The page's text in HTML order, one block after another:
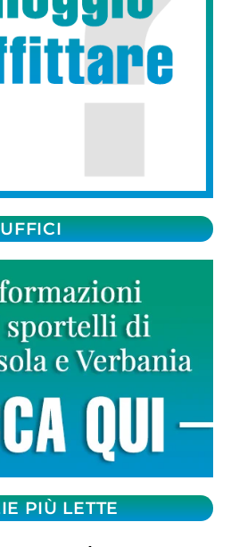
UFFICI
PIÙ LETTE